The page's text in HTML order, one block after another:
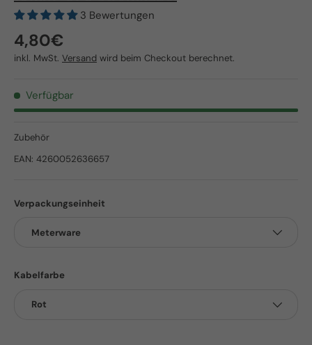
3 Bewertungen
Normaler Preis
4,80€
inkl. MwSt. Versand wird beim Checkout berechnet.
Verfügbar
Zubehör
EAN: 4260052636657
Verpackungseinheit
Meterware
Kabelfarbe
Rot